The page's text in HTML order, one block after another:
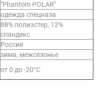
"Phantom POLAR"
одежда спецназа
88% полиэстер, 12%
спандекс
Россия
зима, межсезонье
от 0 до -20°С